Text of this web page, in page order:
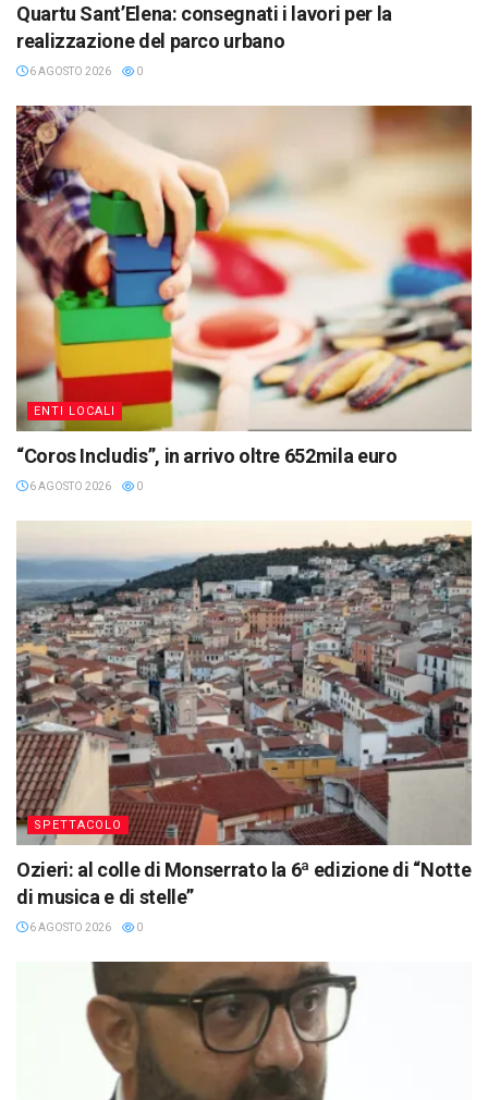
Quartu Sant’Elena: consegnati i lavori per la
realizzazione del parco urbano
6 AGOSTO 2026 0
ENTI LOCALI
“Coros Includis”, in arrivo oltre 652mila euro
6 AGOSTO 2026 0
SPETTACOLO
Ozieri: al colle di Monserrato la 6ª edizione di “Notte
di musica e di stelle”
6 AGOSTO 2026 0